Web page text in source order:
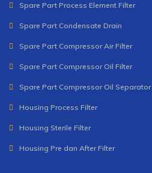
Spare Part Process Element Filter
Spare Part Condensate Drain
Spare Part Compressor Air Filter
Spare Part Compressor Oil Filter
Spare Part Compressor Oil Separator
Housing Process Filter
Housing Sterile Filter
Housing Pre dan After Filter